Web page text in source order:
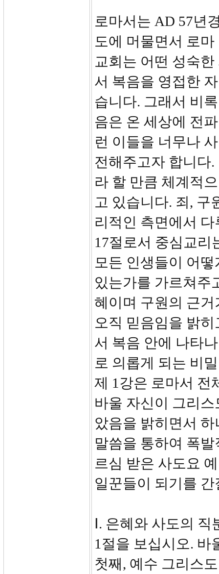
로마서는 AD 57년
도에 머물면서 로
교회는 어떤 성숙
서 복음을 영접한
습니다. 그래서 비
음은 온 세상에 전
런 이들을 너무나
전해주고자 합니다
라 할 만큼 체계적
고 있습니다. 죄, 구
리적인 측면에서
17절로서 중심교리
모든 인생들이 어
있는가를 가르쳐주
혜이며 구원의 근
오직 믿음임을 밝
서 복음 안에 나타
로 의롭게 되는 비
제 1강은 로마서 전
바울 자신이 그리
았음을 밝히면서
말씀을 통하여 폭
르심 받은 사도요
일꾼들이 되기를
Ⅰ. 은혜와 사도의 직
1절을 보십시오. 바
첫째, 예수 그리스